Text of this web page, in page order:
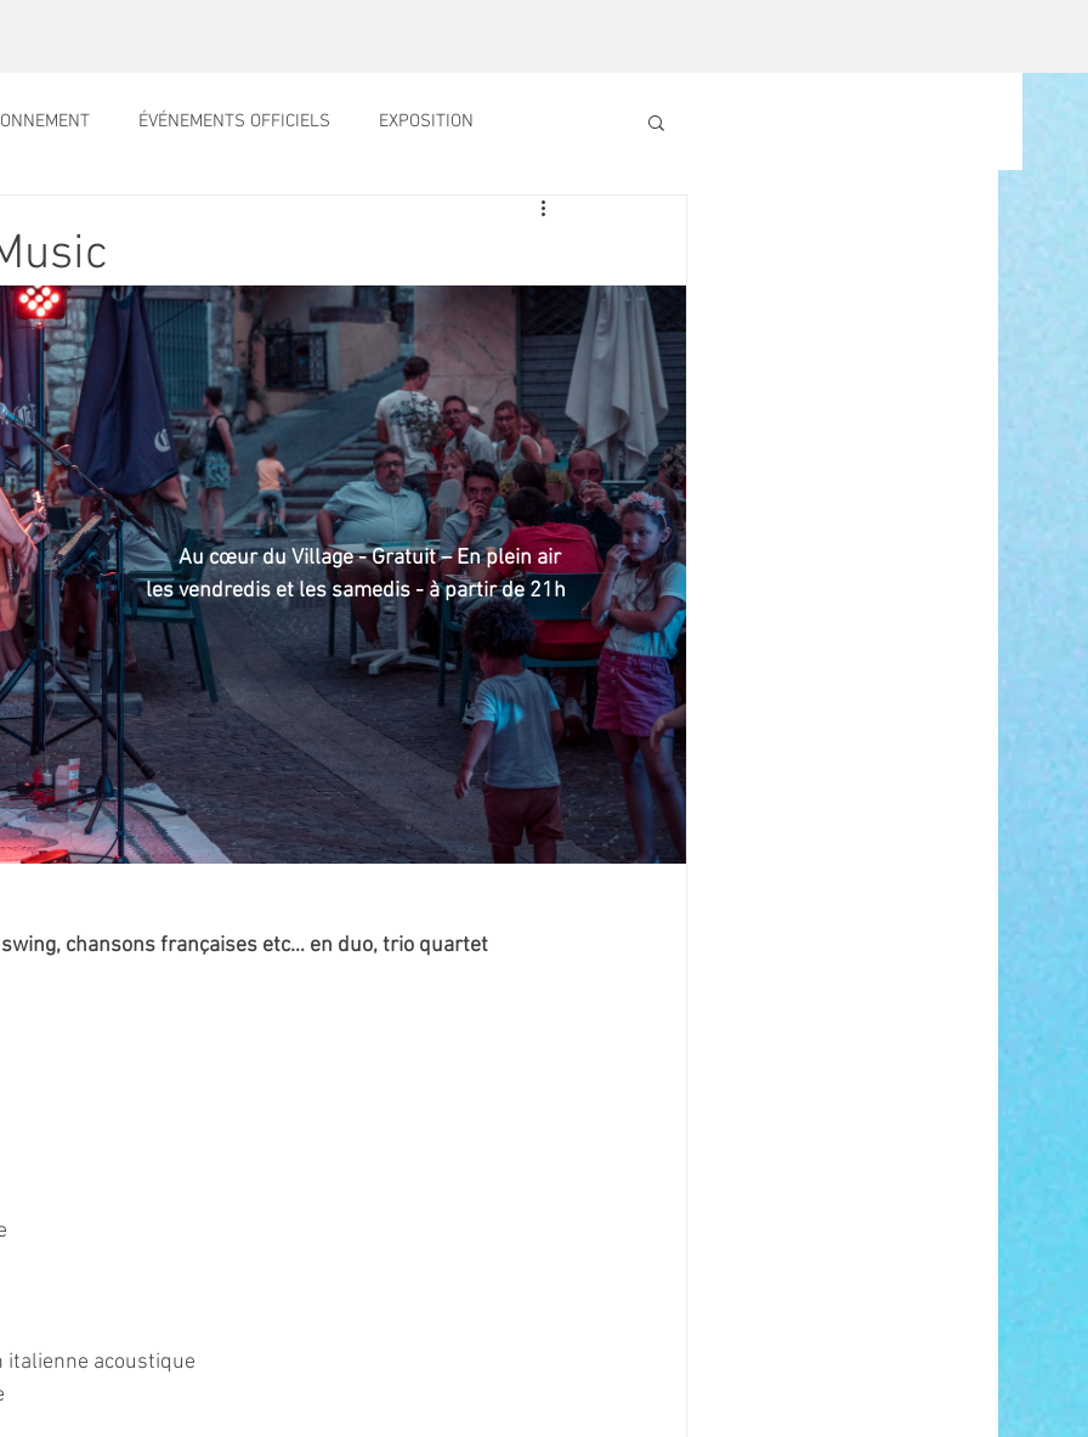
ÉVÉNEMENTS OFFICIELS EXPOSITION
TOURISME ARCHIVES ET PATRIMOINE
TRANSPORT SENIORS Activité culture & musique
CENTRE DE LOISIRS PREVENTION DE LA DELINQUANCE
Science
Au cœur du Village - Gratuit – En plein air
les vendredis et les samedis - à partir de 21h
chansons françaises etc… en duo, trio quartet
italienne acoustique